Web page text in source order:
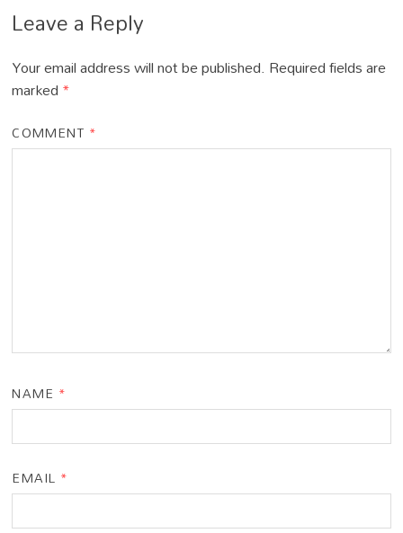
Leave a Reply
Your email address will not be published. Required fields are
marked*
COMMENT *
NAME *
EMAIL *